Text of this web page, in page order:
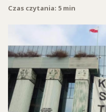
Czas czytania: 5 min